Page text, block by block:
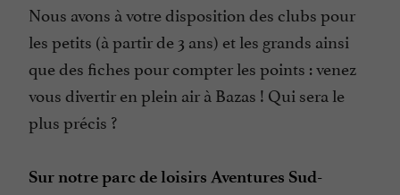
Nous avons à votre disposition des clubs pour
les petits (à partir de 3 ans) et les grands ainsi
que des fiches pour compter les points : venez
vous divertir en plein air à Bazas ! Qui sera le
plus précis ?
Sur notre parc de loisirs Aventures Sud-